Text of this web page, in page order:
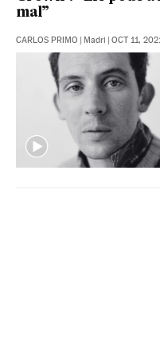
mal”
CARLOS PRIMO | Madri | OCT 11,